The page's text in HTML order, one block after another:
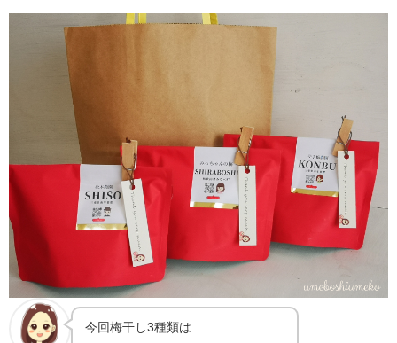
今回梅干し3種類は